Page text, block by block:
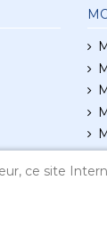
ce site